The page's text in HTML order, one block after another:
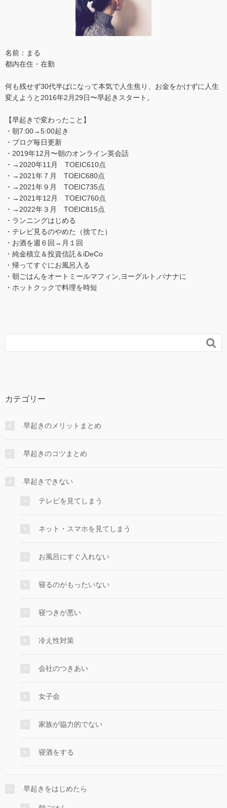
名前：まる
都内在住・在勤
何も残せず30代半ばになって本気で人生焦り、お金をかけずに人生
変えようと2016年2月29日〜早起きスタート。
【早起きで変わったこと】
・朝7:00→5:00起き
・ブログ毎日更新
・2019年12月〜朝のオンライン英会話
・→2020年11月 TOEIC610点
・→2021年７月 TOEIC680点
・→2021年９月 TOEIC735点
・→2021年12月 TOEIC760点
・→2022年３月 TOEIC815点
・ランニングはじめる
・テレビ見るのやめた（捨てた）
・お酒を週６回→月１回
・純金積立＆投資信託＆iDeCo
・帰ってすぐにお風呂入る
・朝ごはんをオートミールマフィン,ヨーグルト,バナナに
・ホットクックで料理を時短

カテゴリー
早起きのメリットまとめ
早起きのコツまとめ
早起きできない
テレビを見てしまう
ネット・スマホを見てしまう
お風呂にすぐ入れない
寝るのがもったいない
寝つきが悪い
冷え性対策
会社のつきあい
女子会
家族が協力的でない
寝酒をする
早起きをはじめたら